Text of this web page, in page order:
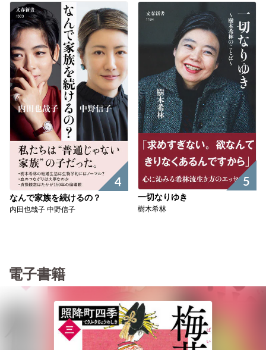
4
なんで家族を続けるの？
内田也哉子 中野信子
5
一切なりゆき
樹木希林
電子書籍